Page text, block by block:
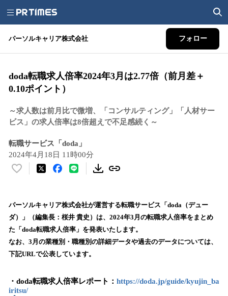
パーソルキャリア株式会社 フォロー
doda転職求人倍率2024年3月は2.77倍（前月差＋
0.10ポイント）
～求人数は前月比で微増、「コンサルティング」「人材サー
ビス」の求人倍率は8倍超えで不足感続く～
転職サービス「doda」
2024年4月18日 11時00分
い
！
数
を
読
み
込
中
で
パーソルキャリア株式会社が運営する転職サービス「doda（デュー
ダ）」（編集長：桜井 貴史）は、2024年3月の転職求人倍率をまとめ
た「doda転職求人倍率」を発表いたします。
なお、3月の業種別・職種別の詳細データや過去のデータについては、
下記URLで公表しています。
・doda転職求人倍率レポート： https://doda.jp/guide/kyujin_ba
iritsu/